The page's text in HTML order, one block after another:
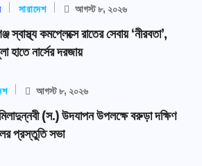
সারাদেশ আগস্ট ৮, ২০২৬
স্বাস্থ্য কমপ্লেক্সে রাতের সেবায় ‘নীরবতা’,
হাতে নার্সের দরজায়
আগস্ট ৮, ২০২৬
(স.) উদযাপন উপলক্ষে বরুড়া দক্ষিণ
প্রস্তুতি সভা